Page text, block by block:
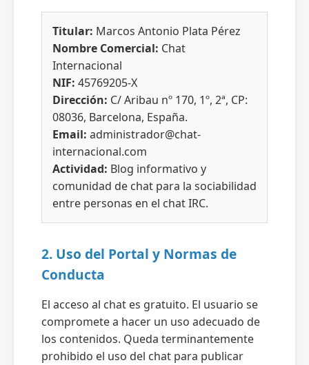
Titular: Marcos Antonio Plata Pérez
Nombre Comercial: Chat
Internacional
NIF: 45769205-X
Dirección: C/ Aribau nº 170, 1º, 2ª, CP:
08036, Barcelona, España.
Email: administrador@chat-
internacional.com
Actividad: Blog informativo y
comunidad de chat para la sociabilidad
entre personas en el chat IRC.
2. Uso del Portal y Normas de
Conducta
El acceso al chat es gratuito. El usuario se
compromete a hacer un uso adecuado de
los contenidos. Queda terminantemente
prohibido el uso del chat para publicar